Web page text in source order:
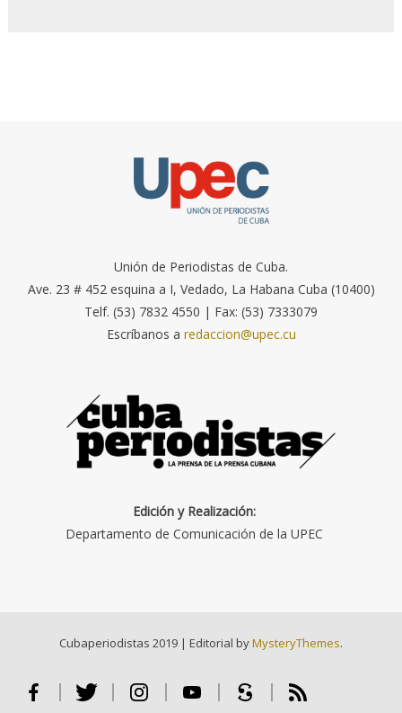
Unión de Periodistas de Cuba.
Ave. 23 # 452 esquina a I, Vedado, La Habana Cuba (10400)
Telf. (53) 7832 4550 | Fax: (53) 7333079
Escríbanos a redaccion@upec.cu
Edición y Realización:
Departamento de Comunicación de la UPEC
Cubaperiodistas 2019 | Editorial byMysteryThemes.